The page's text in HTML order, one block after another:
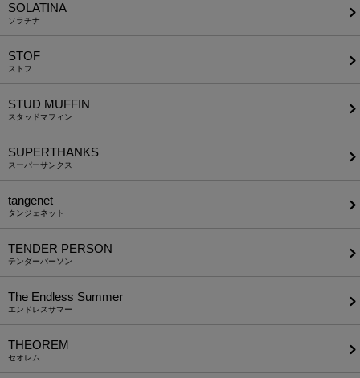
SOLATINA
ソラチナ
STOF
ストフ
STUD MUFFIN
スタッドマフィン
SUPERTHANKS
スーパーサンクス
tangenet
タンジェネット
TENDER PERSON
テンダーパーソン
The Endless Summer
エンドレスサマー
THEOREM
セオレム